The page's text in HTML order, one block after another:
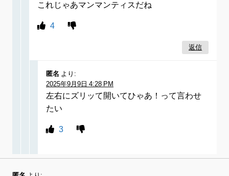
これじゃあマンマンティスだね
4
返信
匿名 より:
2025年9月9日 4:28 PM
左右にズリッて開いてひゃあ！って言わせ
たい
3